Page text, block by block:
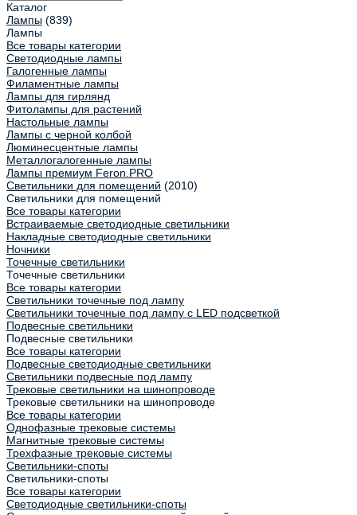
Каталог
Лампы (839)
Лампы
Все товары категории
Светодиодные лампы
Галогенные лампы
Филаментные лампы
Лампы для гирлянд
Фитолампы для растений
Настольные лампы
Лампы с черной колбой
Люминесцентные лампы
Металлогалогенные лампы
Лампы премиум Feron.PRO
Светильники для помещений (2010)
Светильники для помещений
Все товары категории
Встраиваемые светодиодные светильники
Накладные светодиодные светильники
Ночники
Точечные светильники
Точечные светильники
Все товары категории
Светильники точечные под лампу
Светильники точечные под лампу с LED подсветкой
Подвесные светильники
Подвесные светильники
Все товары категории
Подвесные светодиодные светильники
Светильники подвесные под лампу
Трековые светильники на шинопроводе
Трековые светильники на шинопроводе
Все товары категории
Однофазные трековые системы
Магнитные трековые системы
Трехфазные трековые системы
Светильники-споты
Светильники-споты
Все товары категории
Светодиодные светильники-споты